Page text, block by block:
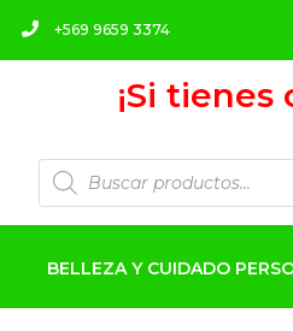
+569 9659 3374
¡Si
BELLEZA Y CUIDADO